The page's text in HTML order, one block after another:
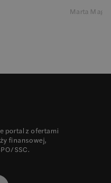
Marta
portal z ofertami
finansowej,
SSC.